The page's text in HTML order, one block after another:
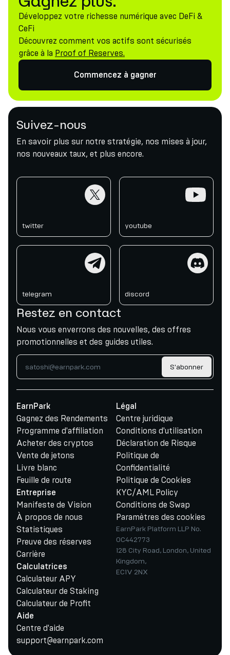
Développez votre richesse numérique avec DeFi &
CeFi
Découvrez comment vos actifs sont sécurisés
grâce à la Proof of Reserves.
Commencez à gagner
Suivez-nous
En savoir plus sur notre stratégie, nos mises à jour,
nos nouveaux taux, et plus encore.
twitter youtube
telegram discord
Restez en contact
Nous vous enverrons des nouvelles, des offres
promotionnelles et des guides utiles.
S'abonner
EarnPark
Gagnez des Rendements
Programme d'affiliation
Acheter des cryptos
Vente de jetons
Livre blanc
Feuille de route
Entreprise
Manifeste de Vision
À propos de nous
Statistiques
Preuve des réserves
Carrière
Calculatrices
Calculateur APY
Calculateur de Staking
Calculateur de Profit
Aide
Centre d'aide
support@earnpark.com
Légal
Centre juridique
Conditions d'utilisation
Déclaration de Risque
Politique de
Confidentialité
Politique de Cookies
KYC/AML Policy
Conditions de Swap
Paramètres des cookies
EarnPark Platform LLP No.
OC442773
128 City Road, London, United
Kingdom,
EC1V 2NX